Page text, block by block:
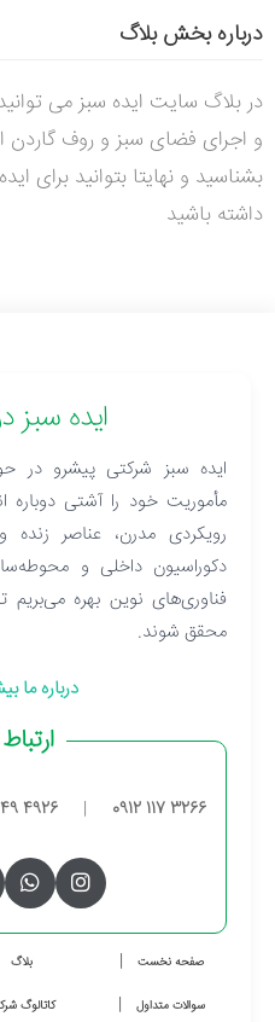
درباره بخش بلاگ
در بلاگ سایت ایده سبز می
و اجرای فضای سبز و روف گاردن
بشناسید و نهایتا بتوانید برای
داشته باشید
ایده سبز
ایده سبز شرکتی پیشرو در
مأموریت خود را آشتی دوباره
رویکردی مدرن، عناصر زنده
دکوراسیون داخلی و
فناوری‌های نوین بهره می‌بریم
محقق شوند.
درباره ما
0912 117 3266
|
4926
صفحه نخست بلاگ
سوالات متداول کاتالوگ